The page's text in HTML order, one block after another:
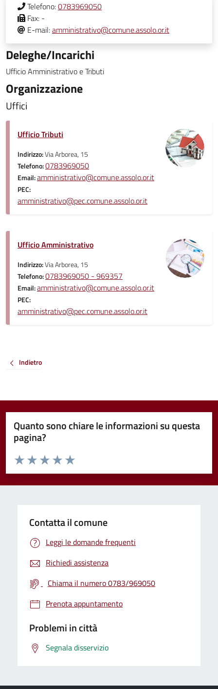
Telefono:0783969050
Fax: -
E-mail:amministrativo@comune.assolo.or.it
Deleghe/Incarichi
Ufficio Amministrativo e Tributi
Organizzazione
Uffici
Ufficio Tributi
Indirizzo:Via Arborea, 15
Telefono:0783969050
Email:amministrativo@comune.assolo.or.it
PEC:
amministrativo@pec.comune.assolo.or.it
Ufficio Amministrativo
Indirizzo:Via Arborea, 15
Telefono:0783969050 - 969357
Email:amministrativo@comune.assolo.or.it
PEC:
amministrativo@pec.comune.assolo.or.it
Indietro
Quanto sono chiare le informazioni su questa
pagina?
Valuta da 1 a 5 stelle la pagina
Valuta 5 stelle su 5
Valuta 4 stelle su 5
Valuta 3 stelle su 5
Valuta 2 stelle su 5
Valuta 1 stelle su 5
Contatta il comune
Leggi le domande frequenti
Richiedi assistenza
Chiama il numero 0783/969050
Prenota appuntamento
Problemi in città
Segnala disservizio